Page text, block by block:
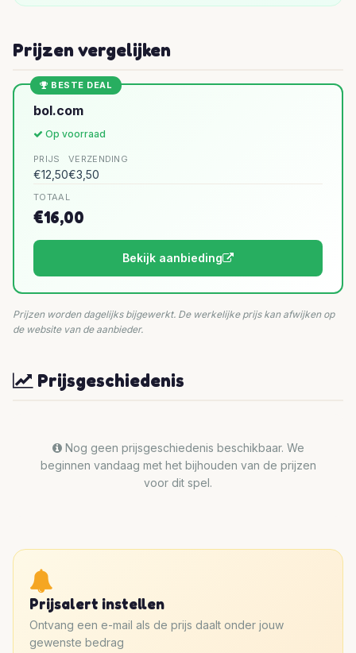
Prijzen vergelijken
BESTE DEAL
bol.com
Op voorraad
PRIJS
€12,50
VERZENDING
€3,50
TOTAAL
€16,00
Bekijk aanbieding
Prijzen worden dagelijks bijgewerkt. De werkelijke prijs kan afwijken op
de website van de aanbieder.
Prijsgeschiedenis
Nog geen prijsgeschiedenis beschikbaar. We
beginnen vandaag met het bijhouden van de prijzen
voor dit spel.
Prijsalert instellen
Ontvang een e-mail als de prijs daalt onder jouw
gewenste bedrag